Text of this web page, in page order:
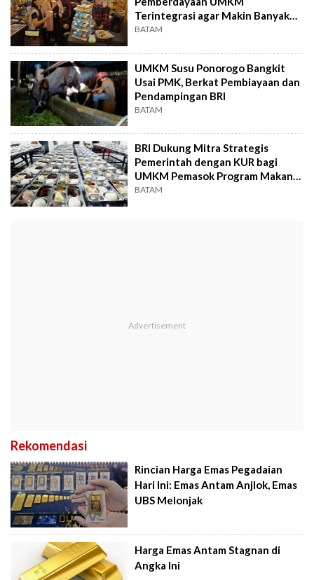
Terintegrasi agar Makin Banyak
yang Go Global
BATAM
UMKM Susu Ponorogo Bangkit
Usai PMK, Berkat Pembiayaan dan
Pendampingan BRI
BATAM
BRI Dukung Mitra Strategis
Pemerintah dengan KUR bagi
UMKM Pemasok Program Makan
Bergizi Gratis
BATAM
Rekomendasi
Rincian Harga Emas Pegadaian
Hari Ini: Emas Antam Anjlok, Emas
UBS Melonjak
Harga Emas Antam Stagnan di
Angka Ini